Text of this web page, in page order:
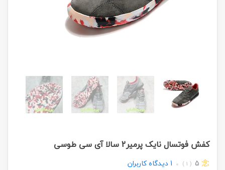
کفش فوتسال نایک پرمیر2 سالا آی سی طوسی
5
( 1 )
1 دیدگاه کاربران